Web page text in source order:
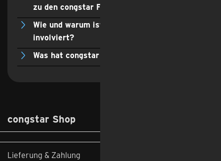
zu den congstar Fairnessheld*innen?
Wie und warum ist die ZEIT Verlagsgruppe
involviert?
Was hat congstar mit Fairness zu tun?
congstar Shop
Lieferung & Zahlung